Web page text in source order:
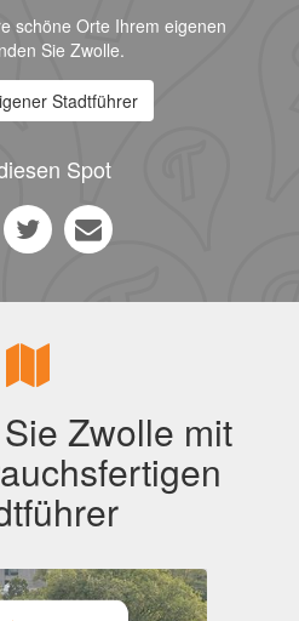
schöne Orte Ihrem eigenen
Sie Zwolle.
Stadtführer
Spot
Zwolle mit